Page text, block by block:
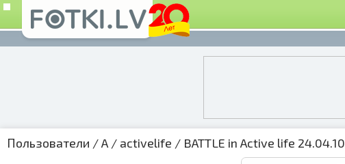
Пользователи /A / activelife / BATTLE in Active life 24.04.10